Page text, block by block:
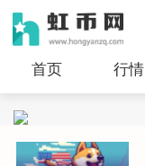
首页 行情